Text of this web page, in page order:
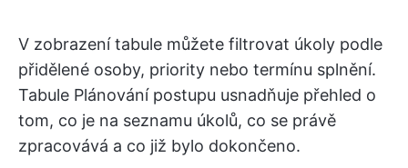
V zobrazení tabule můžete filtrovat úkoly podle
přidělené osoby, priority nebo termínu splnění.
Tabule Plánování postupu usnadňuje přehled o
tom, co je na seznamu úkolů, co se právě
zpracovává a co již bylo dokončeno.